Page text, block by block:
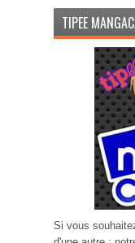
TIPEE
Si vous